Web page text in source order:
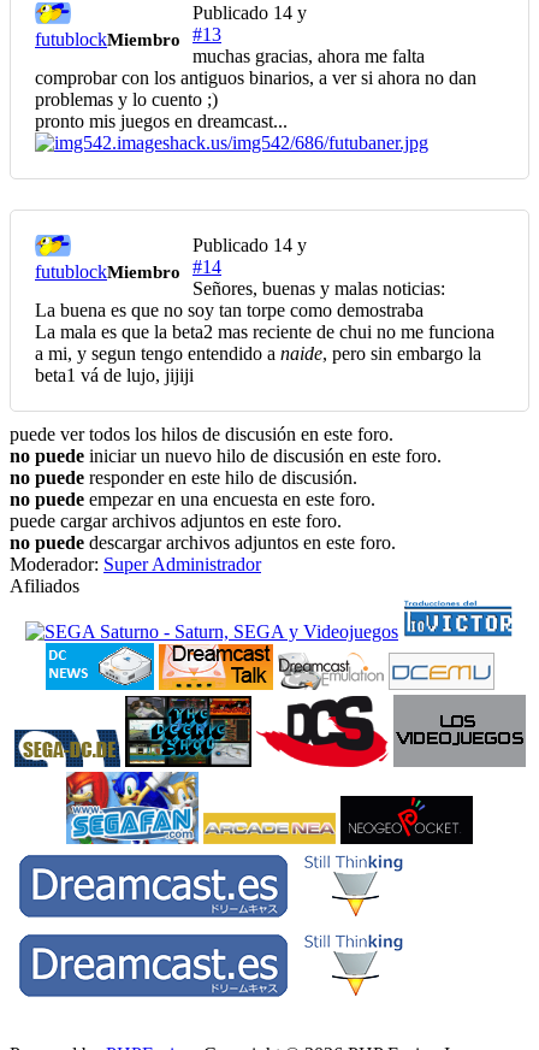
futublockMiembro
Publicado 14 y
#13
muchas gracias, ahora me falta
comprobar con los antiguos binarios, a ver si ahora no dan
problemas y lo cuento ;)
pronto mis juegos en dreamcast...
futublockMiembro
Publicado 14 y
#14
Señores, buenas y malas noticias:
La buena es que no soy tan torpe como demostraba
La mala es que la beta2 mas reciente de chui no me funciona
a mi, y segun tengo entendido a naide, pero sin embargo la
beta1 vá de lujo, jijiji
puede ver todos los hilos de discusión en este foro.
no puede iniciar un nuevo hilo de discusión en este foro.
no puede responder en este hilo de discusión.
no puede empezar en una encuesta en este foro.
puede cargar archivos adjuntos en este foro.
no puede descargar archivos adjuntos en este foro.
Moderador: Super Administrador
Afiliados